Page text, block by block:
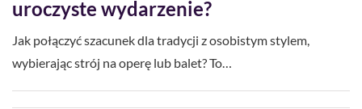
uroczyste wydarzenie?
Jak połączyć szacunek dla tradycji z osobistym stylem,
wybierając strój na operę lub balet? To…